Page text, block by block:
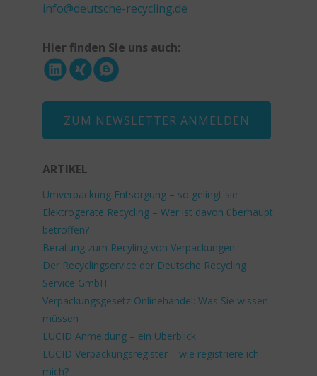
info@deutsche-recycling.de
Hier finden Sie uns auch:
ZUM NEWSLETTER ANMELDEN
ARTIKEL
Umverpackung Entsorgung – so gelingt sie
Elektrogeräte Recycling – Wer ist davon überhaupt
betroffen?
Beratung zum Recyling von Verpackungen
Der Recyclingservice der Deutsche Recycling
Service GmbH
Verpackungsgesetz Onlinehandel: Was Sie wissen
müssen
LUCID Anmeldung – ein Überblick
LUCID Verpackungsregister – wie registriere ich
mich?